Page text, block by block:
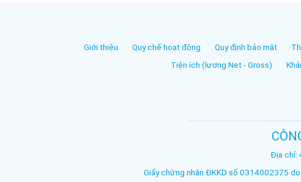
Giới thiệu Quy chế hoạt động Quy định bảo mật
Tiện ích (lương Net - Gross)
Địa chỉ:
Giấy chứng nhận ĐKKD số 0314002375